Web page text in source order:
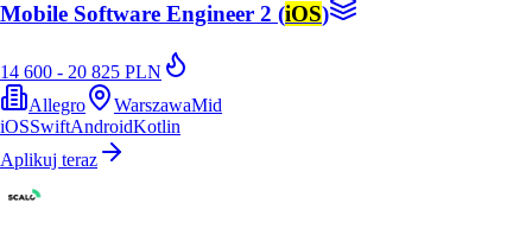
Mobile Software Engineer 2 (iOS)
14 600 - 20 825 PLN
Allegro
WarszawaMid
iOSSwiftAndroidKotlin
Aplikuj teraz